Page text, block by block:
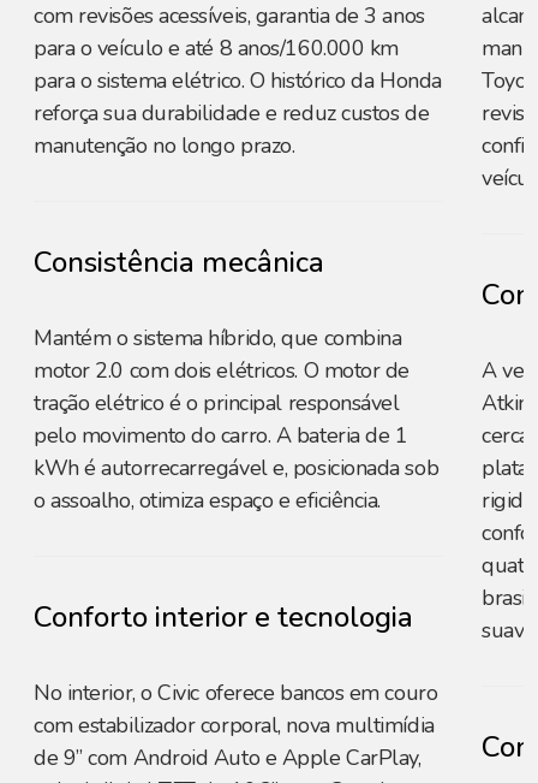
com revisões acessíveis, garantia de 3 anos
para o veículo e até 8 anos/160.000 km
para o sistema elétrico. O histórico da Honda
reforça sua durabilidade e reduz custos de
manutenção no longo prazo.
Consistência mecânica
Mantém o sistema híbrido, que combina
motor 2.0 com dois elétricos. O motor de
tração elétrico é o principal responsável
pelo movimento do carro. A bateria de 1
kWh é autorrecarregável e, posicionada sob
o assoalho, otimiza espaço e eficiência.
Conforto interior e tecnologia
No interior, o Civic oferece bancos em couro
com estabilizador corporal, nova multimídia
de 9” com Android Auto e Apple CarPlay,
A
cerca